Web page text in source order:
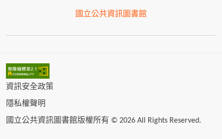
國立公共資訊圖書館
資訊安全政策
隱私權聲明
國立公共資訊圖書館版權所有 © 2026 All Rights Reserved.